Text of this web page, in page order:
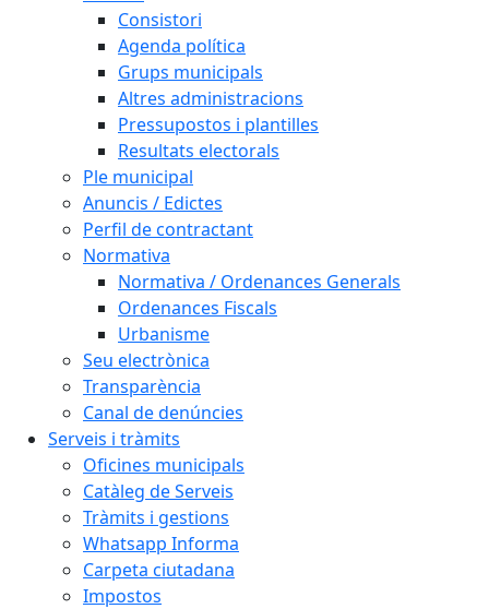
Consistori
Agenda política
Grups municipals
Altres administracions
Pressupostos i plantilles
Resultats electorals
Ple municipal
Anuncis / Edictes
Perfil de contractant
Normativa
Normativa / Ordenances Generals
Ordenances Fiscals
Urbanisme
Seu electrònica
Transparència
Canal de denúncies
Serveis i tràmits
Oficines municipals
Catàleg de Serveis
Tràmits i gestions
Whatsapp Informa
Carpeta ciutadana
Impostos